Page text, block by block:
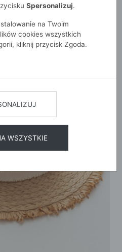
Spersonalizuj.
na Twoim
cookies wszystkich
kliknij przycisk Zgoda.
WSZYSTKIE